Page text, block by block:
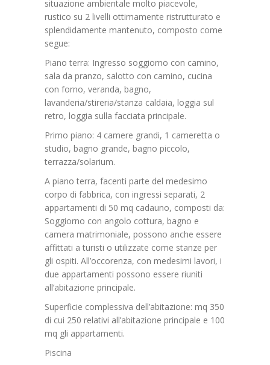
situazione ambientale molto piacevole,
rustico su 2 livelli ottimamente ristrutturato e
splendidamente mantenuto, composto come
segue:
Piano terra: Ingresso soggiorno con camino,
sala da pranzo, salotto con camino, cucina
con forno, veranda, bagno,
lavanderia/stireria/stanza caldaia, loggia sul
retro, loggia sulla facciata principale.
Primo piano: 4 camere grandi, 1 cameretta o
studio, bagno grande, bagno piccolo,
terrazza/solarium.
A piano terra, facenti parte del medesimo
corpo di fabbrica, con ingressi separati, 2
appartamenti di 50 mq cadauno, composti da:
Soggiorno con angolo cottura, bagno e
camera matrimoniale, possono anche essere
affittati a turisti o utilizzate come stanze per
gli ospiti. All’occorenza, con medesimi lavori, i
due appartamenti possono essere riuniti
all’abitazione principale.
Superficie complessiva dell’abitazione: mq 350
di cui 250 relativi all’abitazione principale e 100
mq gli appartamenti.
Piscina